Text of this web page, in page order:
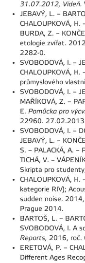
31.07.2012, Vídeň.
JEBAVÝ, L. –
CHALOUPKOVÁ, H.
BURDA, Z. –
etologie zvířat.
2282-0.
SVOBODOVÁ, I. –
CHALOUPKOVÁ, H.
průmyslového
SVOBODOVÁ, I. –
MAŘÍKOVÁ, Z. –
E. Pomůcka pro
22960.
SVOBODOVÁ, I. –
JEBAVÝ, L. –
S. – PALACKÁ, A. –
TICHÁ, V. –
Skripta pro
CHALOUPKOVÁ,
kategorie RIV);
sudden noise.
Prague 2014.
BARTOŠ, L. –
SVOBODOVÁ, I. A
Reports, 2016, roč.
ERETOVÁ, P. –
Different Ages